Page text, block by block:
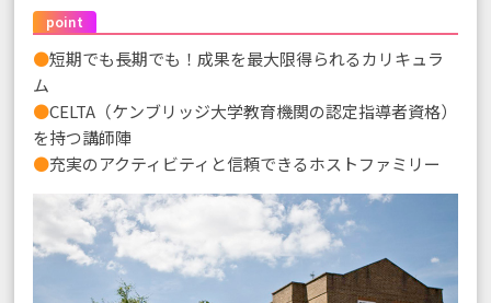
point
●短期でも長期でも！成果を最大限得られるカリキュラ
ム
●CELTA（ケンブリッジ大学教育機関の認定指導者資格）
を持つ講師陣
●充実のアクティビティと信頼できるホストファミリー